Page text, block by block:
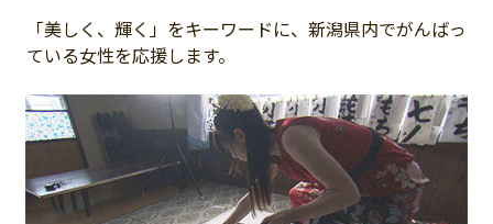
ショッピング
会社概要・ビジョン
お問い合わせ
「美しく、輝く」をキーワードに、新潟県内でがんばっ
ている女性を応援します。